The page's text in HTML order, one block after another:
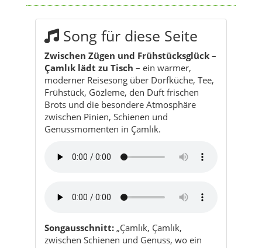
Song für diese Seite
Zwischen Zügen und Frühstücksglück –
Çamlık lädt zu Tisch – ein warmer,
moderner Reisesong über Dorfküche, Tee,
Frühstück, Gözleme, den Duft frischen
Brots und die besondere Atmosphäre
zwischen Pinien, Schienen und
Genussmomenten in Çamlık.
Songausschnitt: „Çamlık, Çamlık,
zwischen Schienen und Genuss, wo ein